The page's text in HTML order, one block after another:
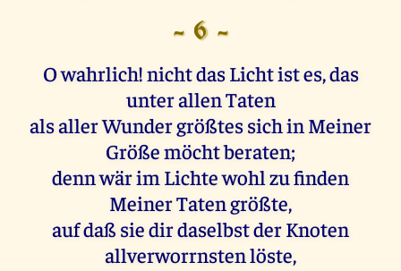
- 6 -
O wahrlich! nicht das Licht ist es, das
unter allen Taten
als aller Wunder größtes sich in Meiner
Größe möcht beraten;
denn wär im Lichte wohl zu finden
Meiner Taten größte,
auf daß sie dir daselbst der Knoten
allverworrnsten löste,